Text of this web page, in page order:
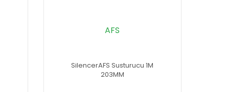
AFS
SilencerAFS Susturucu 1M
203MM